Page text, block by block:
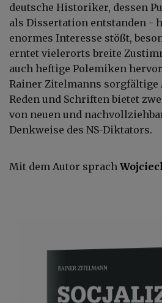
deutsche Historiker, dessen
als Dissertation entstanden -
enormes Interesse stößt,
erntet vielerorts breite
auch heftige Polemiken
Rainer Zitelmanns sorgfältige
Reden und Schriften bietet
von neuen und
Denkweise des NS-Diktators.
Mit dem Autor sprach